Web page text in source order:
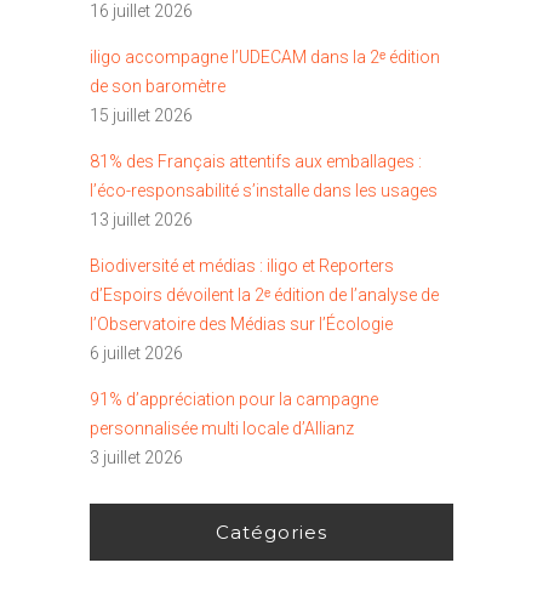
16 juillet 2026
iligo accompagne l’UDECAM dans la 2ᵉ édition
de son baromètre
15 juillet 2026
81% des Français attentifs aux emballages :
l’éco-responsabilité s’installe dans les usages
13 juillet 2026
Biodiversité et médias : iligo et Reporters
d’Espoirs dévoilent la 2ᵉ édition de l’analyse de
l’Observatoire des Médias sur l’Écologie
6 juillet 2026
91% d’appréciation pour la campagne
personnalisée multi locale d’Allianz
3 juillet 2026
Catégories